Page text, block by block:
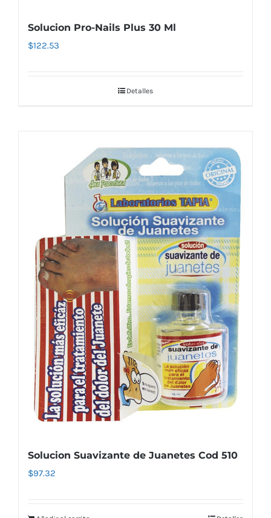
Solucion Pro-Nails Plus 30 Ml
$122.53
Detalles
Solucion Suavizante de Juanetes Cod 510
$97.32